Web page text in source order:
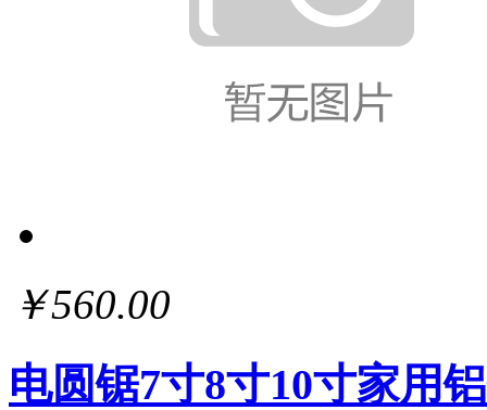
￥560.00
电圆锯7寸8寸10寸家用